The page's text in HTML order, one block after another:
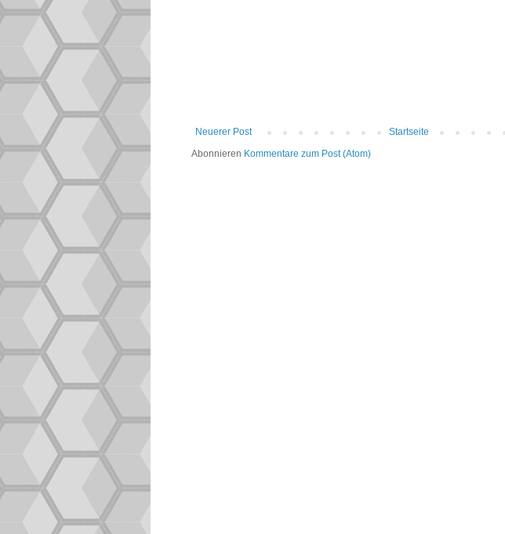
Neuerer Post
Startseite
Abonnieren Kommentare zum Post (Atom)